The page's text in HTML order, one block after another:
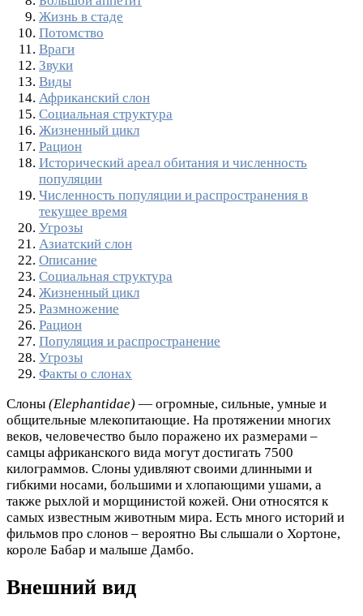
Жизнь в стаде
Потомство
Враги
Звуки
Виды
Африканский слон
Социальная структура
Жизненный цикл
Рацион
Исторический ареал обитания и численность
популяции
Численность популяции и распространения в
текущее время
Угрозы
Азиатский слон
Описание
Социальная структура
Жизненный цикл
Размножение
Рацион
Популяция и распространение
Угрозы
Факты о слонах
Слоны (Elephantidae) — огромные, сильные, умные и
общительные млекопитающие. На протяжении многих
веков, человечество было поражено их размерами –
самцы африканского вида могут достигать 7500
килограммов. Слоны удивляют своими длинными и
гибкими носами, большими и хлопающими ушами, а
также рыхлой и морщинистой кожей. Они относятся к
самых известным животным мира. Есть много историй и
фильмов про слонов – вероятно Вы слышали о Хортоне,
короле Бабар и малыше Дамбо.
Внешний вид